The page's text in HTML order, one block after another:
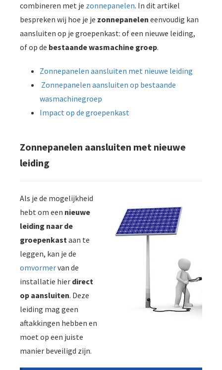
combineren met je zonnepanelen. In dit artikel
bespreken wij hoe je je zonnepanelen eenvoudig kan
aansluiten op je groepenkast: of een nieuwe leiding,
of op de bestaande wasmachine groep.
Zonnepanelen aansluiten met nieuwe leiding
Zonnepanelen aansluiten op bestaande
wasmachinegroep
Impact op de groepenkast
Zonnepanelen aansluiten met nieuwe
leiding
Als je de mogelijkheid
hebt om een nieuwe
leiding naar de
groepenkastaan te
leggen, kan je de
omvormervan de
installatie hier direct
op aansluiten. Deze
leiding mag geen
aftakkingen hebben en
moet op een juiste
manier beveiligd zijn.